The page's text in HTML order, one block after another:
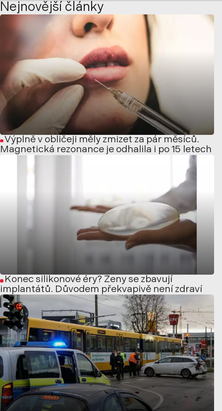
Nejnovější články
Výplně v obličeji měly zmizet za pár měsíců.
Magnetická rezonance je odhalila i po 15 letech
Konec silikonové éry? Ženy se zbavují
implantátů. Důvodem překvapivě není zdraví